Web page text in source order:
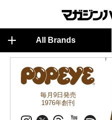
All Brands
毎月9日発売
1976年創刊